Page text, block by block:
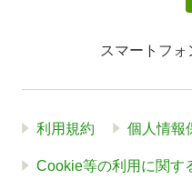
スマートフォ
利用規約 個人情報
Cookie等の利用に関す